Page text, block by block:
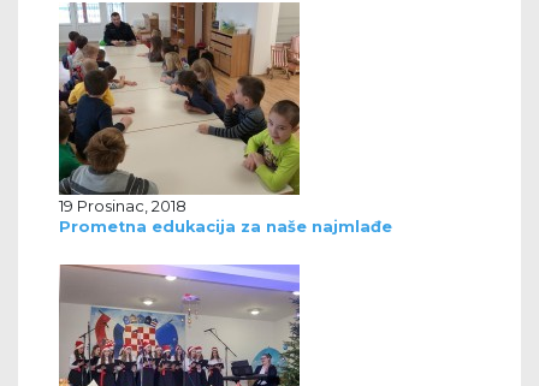
19 Prosinac, 2018
Prometna edukacija za naše najmlađe